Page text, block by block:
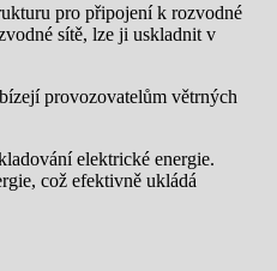
pro připojení k rozvodné
sítě, lze ji uskladnit v
provozovatelům větrných
elektrické energie.
což efektivně ukládá